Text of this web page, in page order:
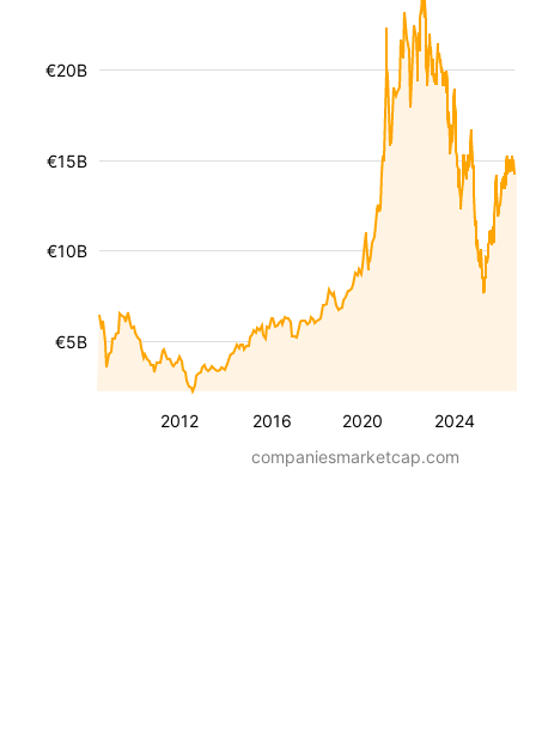
2012 2016 2020 2024
€5B
€10B
€15B
€20B
companiesmarketcap.com